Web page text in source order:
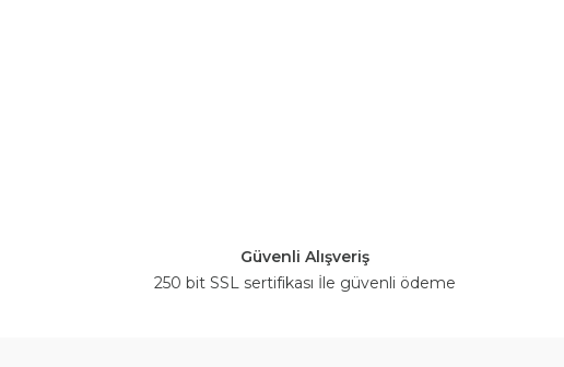
Güvenli Alışveriş
250 bit SSL sertifikası İle güvenli ödeme